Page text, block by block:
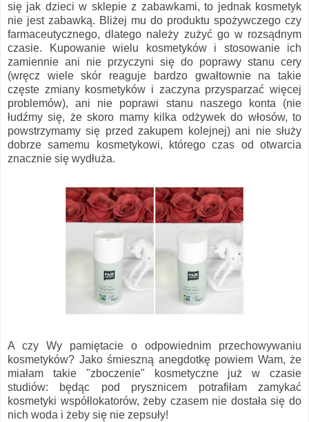
się jak dzieci w sklepie z zabawkami, to jednak kosmetyk
nie jest zabawką. Bliżej mu do produktu spożywczego czy
farmaceutycznego, dlatego należy zużyć go w rozsądnym
czasie. Kupowanie wielu kosmetyków i stosowanie ich
zamiennie ani nie przyczyni się do poprawy stanu cery
(wręcz wiele skór reaguje bardzo gwałtownie na takie
częste zmiany kosmetyków i zaczyna przysparzać więcej
problemów), ani nie poprawi stanu naszego konta (nie
łudźmy się, że skoro mamy kilka odżywek do włosów, to
powstrzymamy się przed zakupem kolejnej) ani nie służy
dobrze samemu kosmetykowi, którego czas od otwarcia
znacznie się wydłuża.
A czy Wy pamiętacie o odpowiednim przechowywaniu
kosmetyków? Jako śmieszną anegdotkę powiem Wam, że
miałam takie "zboczenie" kosmetyczne już w czasie
studiów: będąc pod prysznicem potrafiłam zamykać
kosmetyki współlokatorów, żeby czasem nie dostała się do
nich woda i żeby się nie zepsuły!